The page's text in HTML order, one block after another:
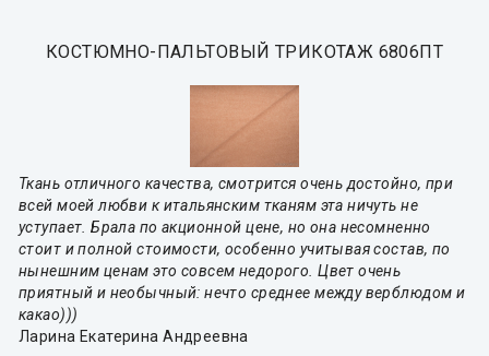
КОСТЮМНО-ПАЛЬТОВЫЙ ТРИКОТАЖ 6806ПТ
Ткань отличного качества, смотрится очень достойно, при
всей моей любви к итальянским тканям эта ничуть не
уступает. Брала по акционной цене, но она несомненно
стоит и полной стоимости, особенно учитывая состав, по
нынешним ценам это совсем недорого. Цвет очень
приятный и необычный: нечто среднее между верблюдом и
какао)))
Ларина Екатерина Андреевна